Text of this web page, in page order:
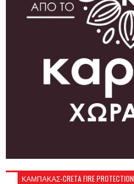
ΚΑΜΠΑΚΑΣ-CRETA FIRE PROTECTION